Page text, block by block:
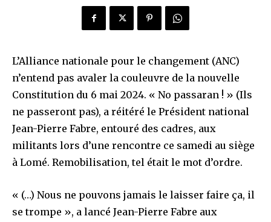
L’Alliance nationale pour le changement (ANC)
n’entend pas avaler la couleuvre de la nouvelle
Constitution du 6 mai 2024. « No passaran ! » (Ils
ne passeront pas), a réitéré le Président national
Jean-Pierre Fabre, entouré des cadres, aux
militants lors d’une rencontre ce samedi au siège
à Lomé. Remobilisation, tel était le mot d’ordre.
« (…) Nous ne pouvons jamais le laisser faire ça, il
se trompe », a lancé Jean-Pierre Fabre aux